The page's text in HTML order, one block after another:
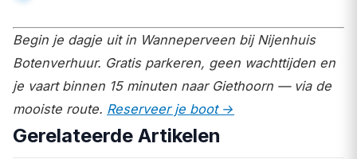
Begin je dagje uit in Wanneperveen bij Nijenhuis
Botenverhuur. Gratis parkeren, geen wachttijden en
je vaart binnen 15 minuten naar Giethoorn — via de
mooiste route. Reserveer je boot →
Gerelateerde Artikelen